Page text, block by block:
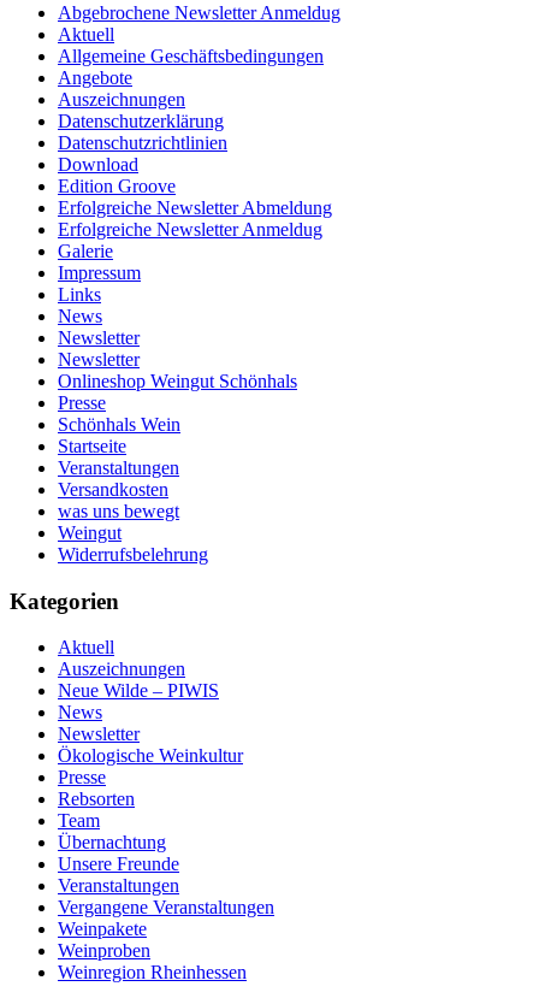
Abgebrochene Newsletter Anmeldug
Aktuell
Allgemeine Geschäftsbedingungen
Angebote
Auszeichnungen
Datenschutzerklärung
Datenschutzrichtlinien
Download
Edition Groove
Erfolgreiche Newsletter Abmeldung
Erfolgreiche Newsletter Anmeldug
Galerie
Impressum
Links
News
Newsletter
Newsletter
Onlineshop Weingut Schönhals
Presse
Schönhals Wein
Startseite
Veranstaltungen
Versandkosten
was uns bewegt
Weingut
Widerrufsbelehrung
Kategorien
Aktuell
Auszeichnungen
Neue Wilde – PIWIS
News
Newsletter
Ökologische Weinkultur
Presse
Rebsorten
Team
Übernachtung
Unsere Freunde
Veranstaltungen
Vergangene Veranstaltungen
Weinpakete
Weinproben
Weinregion Rheinhessen